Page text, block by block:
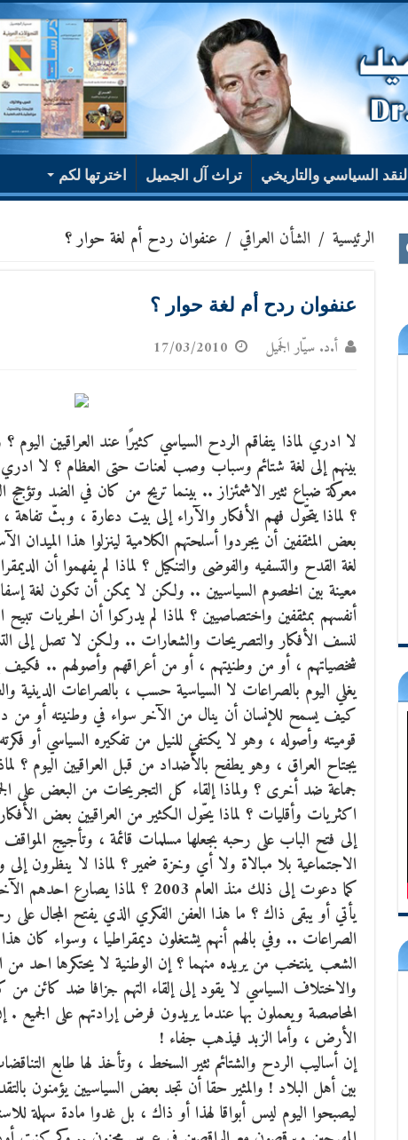
النقد السياسي والتاريخي تراث آل الجميل اخترتها لكم
الرئيسية / الشأن العراقي / عنفوان ردح أم لغة حوار ؟
عنفوان ردح أم لغة حوار ؟
أ.د. سيّار الجَميل 17/03/2010
لا ادري لماذا يتفاقم الردح السياسي كثيرًا عند العراقيين اليوم ؟
بينهم إلى لغة شتائم وسباب وصب لعنات حتى العظام ؟ لا ادري
معركة ضباع تثير الاشمئزاز .. بينما تريح من كان في الضد وتؤجج
؟ لماذا يتحّول فهم الأفكار والآراء إلى بيت دعارة ، وبثّ
بعض المثقفين أن يجردوا أسلحتهم الكلامية لينزلوا هذا
لغة القدح والتسفيه والفوضى والتنكيل ؟ لماذا لم يفهموا أن
معينة بين الخصوم السياسيين .. ولكن لا يمكن أن تكون لغة
أنفسهم بمثقفين واختصاصيين ؟ لماذا لم يدركوا أن الحريات تبيح
لنسف الأفكار والتصريحات والشعارات .. ولكن لا تصل إلى
شخصياتهم ، أو من وطنيتهم ، أو من أعراقهم وأصولهم ..
يغلي اليوم بالصراعات لا السياسية حسب ، بالصراعات الدينية
كيف يسمح للإنسان أن ينال من الآخر سواء في وطنيته أو من
قوميته وأصوله ، وهو لا يكتفي للنيل من تفكيره السياسي أو
يجتاح العراق ، وهو يطفح بالأضداد من قبل العراقيين اليوم ؟
جماعة ضد أخرى ؟ ولماذا إلقاء كل التجريحات من البعض على
اكثريات وأقليات ؟ لماذا يحّول الكثير من العراقيين بعض
إلى فتح الباب على رحبه بجعلها مسلمات قائمة ، وتأجيج
الاجتماعية بلا مبالاة ولا أي وخزة ضمير ؟ لماذا لا ينظرون
كما دعوت إلى ذلك منذ العام 2003 ؟
يأتي أو يبقى ذاك ؟ ما هذا العفن الفكري الذي يفتح المجال
الصراعات .. وفي بالهم أنهم يشتغلون ديمقراطيا ، وسواء كان
الشعب ينتخب من يريده منهما ؟ إن الوطنية لا يحتكرها احد من
والاختلاف السياسي لا يقود إلى إلقاء التهم جزافا ضد كائن من
المحاصصة ويعملون بها عندما يريدون فرض إرادتهم على
الأرض ، وأما الزبد فيذهب جفاء !
إن أساليب الردح والشتائم تثير السخط ، وتأخذ لها طابع
بين أهل البلاد ! والمثير حقا أن تجد بعض السياسيين يؤمنون
ليصبحوا اليوم ليس أبواقا لهذا أو ذاك ، بل غدوا مادة سهلة